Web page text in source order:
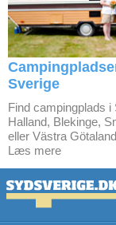
Sverige
Find campingplads i
Halland, Blekinge,
eller Västra
Læs mere